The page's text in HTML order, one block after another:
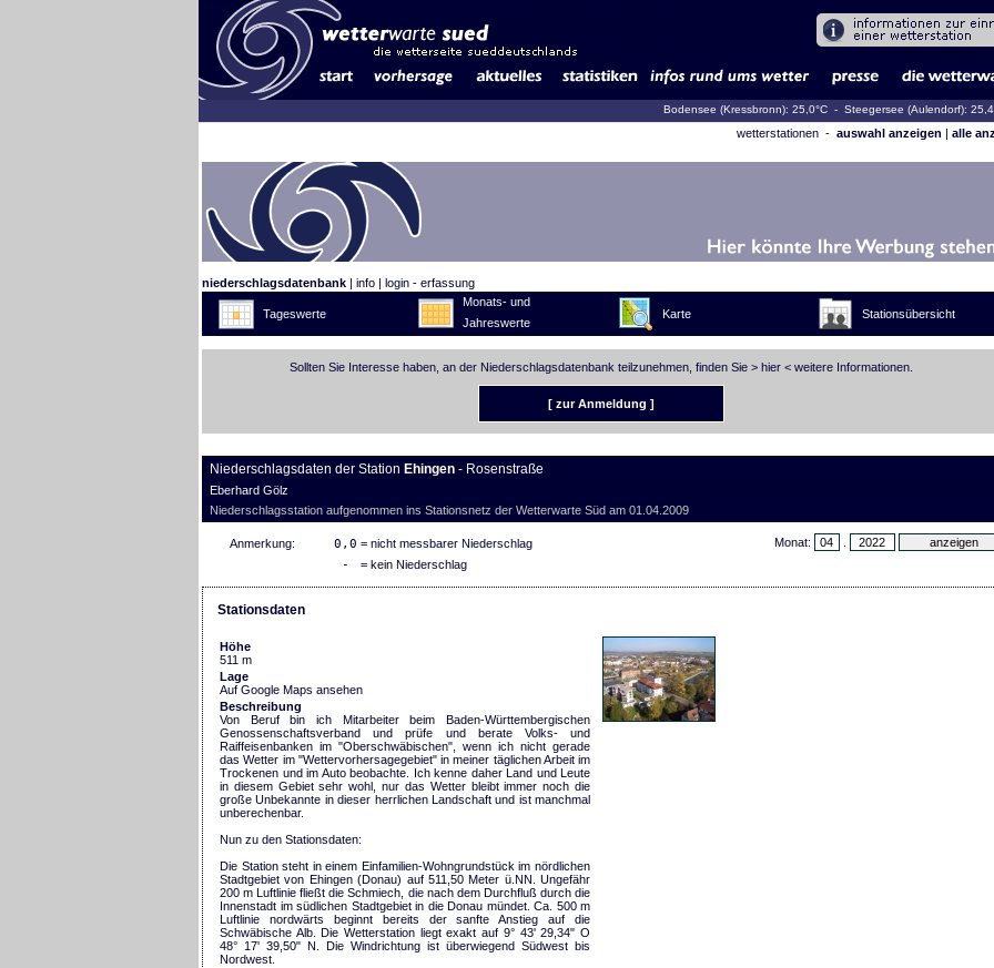
Bodensee (Kressbronn): 25,0°C - Steegersee (Aulendorf):
wetterstationen - auswahl anzeigen | alle
niederschlagsdatenbank| info| login - erfassung
Tageswerte
Monats- und
Jahreswerte
Karte Stationsübersicht
Sollten Sie Interesse haben, an der Niederschlagsdatenbank teilzunehmen, finden Sie > hier< weitere Informationen.
[ zur Anmeldung ]
Niederschlagsdaten der Station Ehingen- Rosenstraße
Eberhard Gölz
Niederschlagsstation aufgenommen ins Stationsnetz der Wetterwarte Süd am 01.04.2009
Monat:
Anmerkung: 0,0 = nicht messbarer Niederschlag
- = kein Niederschlag
Stationsdaten
Höhe
511 m
Lage
Auf Google Maps ansehen
Beschreibung
Von Beruf bin ich Mitarbeiter beim Baden-Württembergischen
Genossenschaftsverband und prüfe und berate Volks- und
Raiffeisenbanken im "Oberschwäbischen", wenn ich nicht gerade
das Wetter im "Wettervorhersagegebiet" in meiner täglichen Arbeit im
Trockenen und im Auto beobachte. Ich kenne daher Land und Leute
in diesem Gebiet sehr wohl, nur das Wetter bleibt immer noch die
große Unbekannte in dieser herrlichen Landschaft und ist manchmal
unberechenbar.
Nun zu den Stationsdaten:
Die Station steht in einem Einfamilien-Wohngrundstück im nördlichen
Stadtgebiet von Ehingen (Donau) auf 511,50 Meter ü.NN. Ungefähr
200 m Luftlinie fließt die Schmiech, die nach dem Durchfluß durch die
Innenstadt im südlichen Stadtgebiet in die Donau mündet. Ca. 500 m
Luftlinie nordwärts beginnt bereits der sanfte Anstieg auf die
Schwäbische Alb. Die Wetterstation liegt exakt auf 9° 43' 29,34" O
48° 17' 39,50" N. Die Windrichtung ist überwiegend Südwest bis
Nordwest.